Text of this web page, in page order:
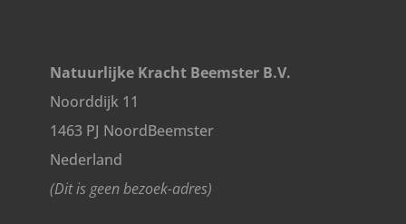
Natuurlijke Kracht Beemster B.V.
Noorddijk 11
1463 PJ NoordBeemster
Nederland
(Dit is geen bezoek-adres)